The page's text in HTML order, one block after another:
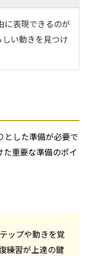
に表現できるのが
い動きを見つけ
とした準備が必要で
重要な準備のポイ
ップや動きを覚
練習が上達の鍵